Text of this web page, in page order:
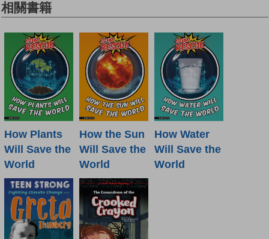
相關書籍
How Plants
Will Save the
World
How the Sun
Will Save the
World
How Water
Will Save the
World